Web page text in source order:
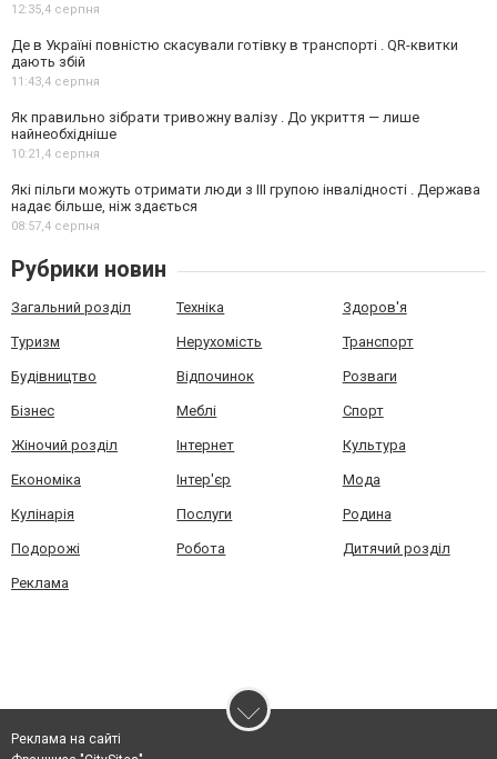
12:35,4 серпня
Де в Україні повністю скасували готівку в транспорті . QR-квитки
дають збій
11:43,4 серпня
Як правильно зібрати тривожну валізу . До укриття — лише
найнеобхідніше
10:21,4 серпня
Які пільги можуть отримати люди з III групою інвалідності . Держава
надає більше, ніж здається
08:57,4 серпня
Рубрики новин
Загальний розділ Техніка Здоров'я
Туризм Нерухомість Транспорт
Будівництво Відпочинок Розваги
Бізнес Меблі Спорт
Жіночий розділ Інтернет Культура
Економіка Інтер'єр Мода
Кулінарія Послуги Родина
Подорожі Робота Дитячий розділ
Реклама
Реклама на сайті